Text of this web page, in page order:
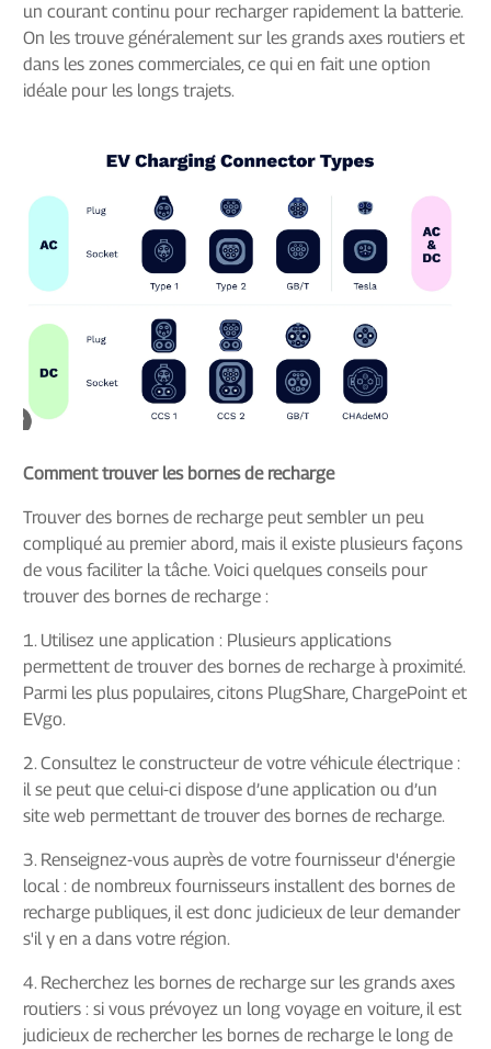
un courant continu pour recharger rapidement la batterie.
On les trouve généralement sur les grands axes routiers et
dans les zones commerciales, ce qui en fait une option
idéale pour les longs trajets.
Comment trouver les bornes de recharge
Trouver des bornes de recharge peut sembler un peu
compliqué au premier abord, mais il existe plusieurs façons
de vous faciliter la tâche. Voici quelques conseils pour
trouver des bornes de recharge :
1. Utilisez une application : Plusieurs applications
permettent de trouver des bornes de recharge à proximité.
Parmi les plus populaires, citons PlugShare, ChargePoint et
EVgo.
2. Consultez le constructeur de votre véhicule électrique :
il se peut que celui-ci dispose d’une application ou d’un
site web permettant de trouver des bornes de recharge.
3. Renseignez-vous auprès de votre fournisseur d'énergie
local : de nombreux fournisseurs installent des bornes de
recharge publiques, il est donc judicieux de leur demander
s'il y en a dans votre région.
4. Recherchez les bornes de recharge sur les grands axes
routiers : si vous prévoyez un long voyage en voiture, il est
judicieux de rechercher les bornes de recharge le long de